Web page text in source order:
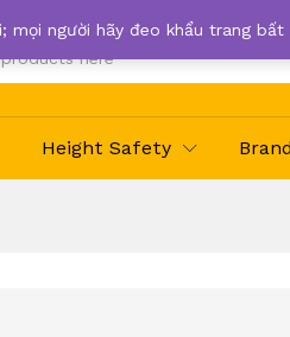
Height Safety
mọi người hãy đeo khẩu trang